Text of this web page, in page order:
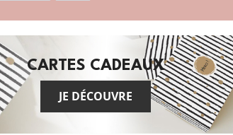
CARTES CADEAUX
JE DÉCOUVRE